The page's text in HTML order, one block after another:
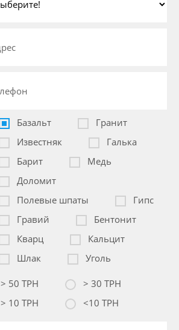
Базальт
Гранит
Известняк
Галька
Барит
Медь
Доломит
Полевые шпаты
Гипс
Гравий
Бентонит
Кварц
Кальцит
Шлак
Уголь
> 50 TPH
> 30 TPH
> 10 TPH
<10 TPH